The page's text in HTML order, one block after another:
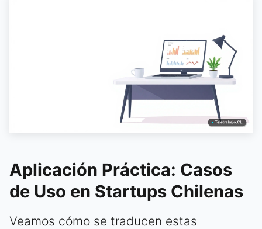
Aplicación Práctica: Casos
de Uso en Startups Chilenas
Veamos cómo se traducen estas